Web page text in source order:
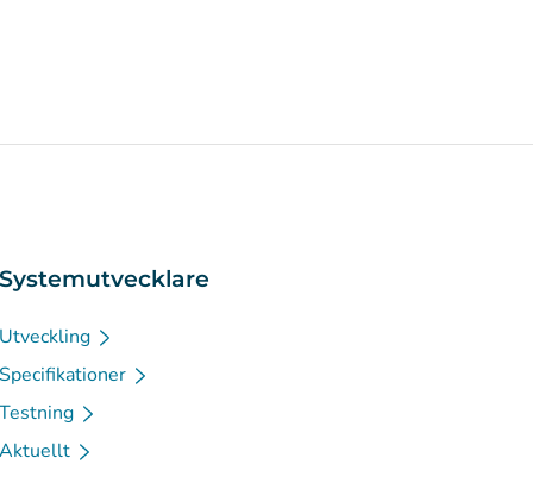
Systemutvecklare
Utveckling
Specifikationer
Testning
Aktuellt